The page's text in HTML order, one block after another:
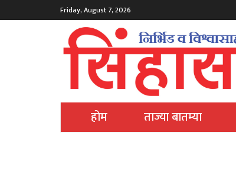
Friday, August 7, 2026
होम ताज्या बातम्या